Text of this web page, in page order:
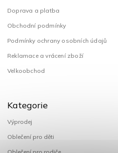
Doprava a platba
Obchodní podmínky
Podmínky ochrany osobních údajů
Reklamace a vrácení zboží
Velkoobchod
Kategorie
Výprodej
Oblečení pro děti